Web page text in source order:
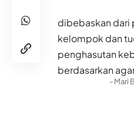
dibebaskan dari
kelompok dan
penghasutan
berdasarkan
- Mari